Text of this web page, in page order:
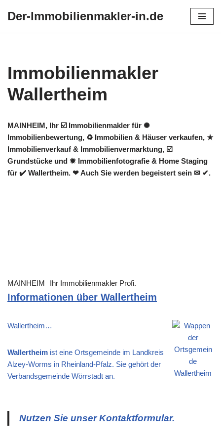
Der-Immobilienmakler-in.de
Immobilienmakler
Wallertheim
MAINHEIM, Ihr ☑️ Immobilienmakler für ✺
Immobilienbewertung, ♻ Immobilien & Häuser verkaufen, ★
Immobilienverkauf & Immobilienvermarktung, ☑️
Grundstücke und ✹ Immobilienfotografie & Home Staging
für ✔️ Wallertheim. ❤ Auch Sie werden begeistert sein ✉ ✔.
MAINHEIM Ihr Immobilienmakler Profi.
Informationen über Wallertheim
Wallertheim…
Wallertheim ist eine Ortsgemeinde im Landkreis
Alzey-Worms in Rheinland-Pfalz. Sie gehört der
Verbandsgemeinde Wörrstadt an.
Nutzen Sie unser Kontaktformular.